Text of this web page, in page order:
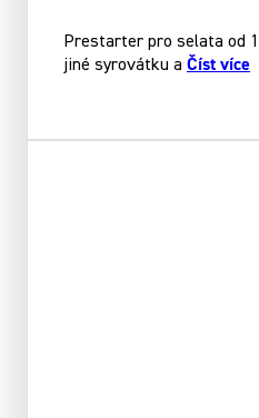
Prestarter pro selata od
jiné syrovátku a Číst více